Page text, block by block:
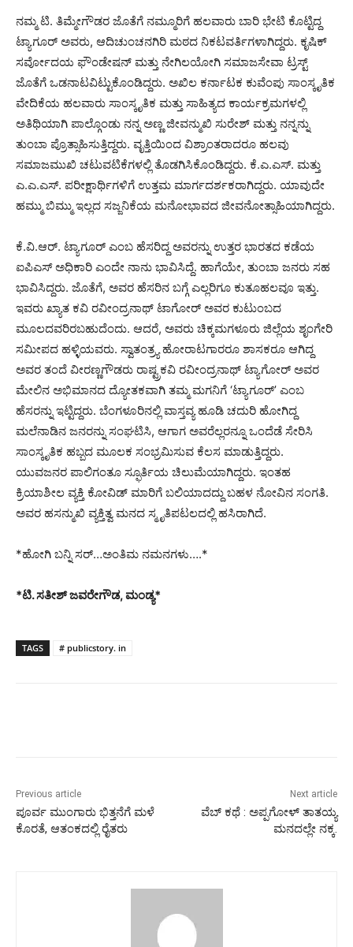
ನಮ್ಮ ಟಿ. ತಿಮ್ಮೇಗೌಡರ ಜೊತೆಗೆ ನಮ್ಮೂರಿಗೆ ಹಲವಾರು ಬಾರಿ ಭೇಟಿ ಕೊಟ್ಟಿದ್ದ
ಟ್ಯಾಗೂರ್ ಅವರು, ಆದಿಚುಂಚನಗಿರಿ ಮಠದ ನಿಕಟವರ್ತಿಗಳಾಗಿದ್ದರು. ಕೃಷಿಕ್
ಸರ್ವೋದಯ ಫೌಂಡೇಷನ್ ಮತ್ತು ನೇಗಿಲಯೋಗಿ ಸಮಾಜಸೇವಾ ಟ್ರಸ್ಟ್
ಜೊತೆಗೆ ಒಡನಾಟವಿಟ್ಟುಕೊಂಡಿದ್ದರು. ಅಖಿಲ ಕರ್ನಾಟಕ ಕುವೆಂಪು ಸಾಂಸ್ಕೃತಿಕ
ವೇದಿಕೆಯ ಹಲವಾರು ಸಾಂಸ್ಕೃತಿಕ ಮತ್ತು ಸಾಹಿತ್ಯದ ಕಾರ್ಯಕ್ರಮಗಳಲ್ಲಿ
ಅತಿಥಿಯಾಗಿ ಪಾಲ್ಗೊಂಡು ನನ್ನ ಅಣ್ಣ ಜೀವನ್ಮುಖಿ ಸುರೇಶ್ ಮತ್ತು ನನ್ನನ್ನು
ತುಂಬಾ ಪ್ರೊತ್ಸಾಹಿಸುತ್ತಿದ್ದರು. ವೃತ್ತಿಯಿಂದ ವಿಶ್ರಾಂತರಾದರೂ ಹಲವು
ಸಮಾಜಮುಖಿ ಚಟುವಟಿಕೆಗಳಲ್ಲಿ ತೊಡಗಿಸಿಕೊಂಡಿದ್ದರು. ಕೆ.ಎ.ಎಸ್. ಮತ್ತು
ಎ.ಎ.ಎಸ್. ಪರೀಕ್ಷಾರ್ಥಿಗಳಿಗೆ ಉತ್ತಮ ಮಾರ್ಗದರ್ಶಕರಾಗಿದ್ದರು. ಯಾವುದೇ
ಹಮ್ಮು ಬಿಮ್ಮು ಇಲ್ಲದ ಸಜ್ಜನಿಕೆಯ ಮನೋಭಾವದ ಜೀವನೋತ್ಸಾಹಿಯಾಗಿದ್ದರು.
ಕೆ.ವಿ.ಆರ್. ಟ್ಯಾಗೂರ್ ಎಂಬ ಹೆಸರಿದ್ದ ಅವರನ್ನು ಉತ್ತರ ಭಾರತದ ಕಡೆಯ
ಐಪಿಎಸ್ ಅಧಿಕಾರಿ ಎಂದೇ ನಾನು ಭಾವಿಸಿದ್ದೆ. ಹಾಗೆಯೇ, ತುಂಬಾ ಜನರು ಸಹ
ಭಾವಿಸಿದ್ದರು. ಜೊತೆಗೆ, ಅವರ ಹೆಸರಿನ ಬಗ್ಗೆ ಎಲ್ಲರಿಗೂ ಕುತೂಹಲವೂ ಇತ್ತು.
ಇವರು ಖ್ಯಾತ ಕವಿ ರವೀಂದ್ರನಾಥ್ ಟಾಗೋರ್ ಅವರ ಕುಟುಂಬದ
ಮೂಲದವರಿರಬಹುದೆಂದು. ಆದರೆ, ಅವರು ಚಿಕ್ಕಮಗಳೂರು ಜಿಲ್ಲೆಯ ಶೃಂಗೇರಿ
ಸಮೀಪದ ಹಳ್ಳಿಯವರು. ಸ್ವಾತಂತ್ರ್ಯ ಹೋರಾಟಗಾರರೂ ಶಾಸಕರೂ ಆಗಿದ್ದ
ಅವರ ತಂದೆ ವೀರಣ್ಣಗೌಡರು ರಾಷ್ಟ್ರಕವಿ ರವೀಂದ್ರನಾಥ್ ಟ್ಯಾಗೋರ್ ಅವರ
ಮೇಲಿನ ಅಭಿಮಾನದ ದ್ಯೋತಕವಾಗಿ ತಮ್ಮ ಮಗನಿಗೆ ‘ಟ್ಯಾಗೂರ್’ ಎಂಬ
ಹೆಸರನ್ನು ಇಟ್ಟಿದ್ದರು. ಬೆಂಗಳೂರಿನಲ್ಲಿ ವಾಸ್ತವ್ಯ ಹೂಡಿ ಚದುರಿ ಹೋಗಿದ್ದ
ಮಲೆನಾಡಿನ ಜನರನ್ನು ಸಂಘಟಿಸಿ, ಆಗಾಗ ಅವರೆಲ್ಲರನ್ನೂ ಒಂದೆಡೆ ಸೇರಿಸಿ
ಸಾಂಸ್ಕೃತಿಕ ಹಬ್ಬದ ಮೂಲಕ ಸಂಭ್ರಮಿಸುವ ಕೆಲಸ ಮಾಡುತ್ತಿದ್ದರು.
ಯುವಜನರ ಪಾಲಿಗಂತೂ ಸ್ಫೂರ್ತಿಯ ಚಿಲುಮೆಯಾಗಿದ್ದರು. ಇಂತಹ
ಕ್ರಿಯಾಶೀಲ ವ್ಯಕ್ತಿ ಕೋವಿಡ್ ಮಾರಿಗೆ ಬಲಿಯಾದದ್ದು ಬಹಳ ನೋವಿನ ಸಂಗತಿ.
ಅವರ ಹಸನ್ಮುಖಿ ವ್ಯಕ್ತಿತ್ವ ಮನದ ಸ್ಮೃತಿಪಟಲದಲ್ಲಿ ಹಸಿರಾಗಿದೆ.
*ಹೋಗಿ ಬನ್ನಿ ಸರ್…ಅಂತಿಮ ನಮನಗಳು….*
*ಟಿ. ಸತೀಶ್ ಜವರೇಗೌಡ, ಮಂಡ್ಯ*
TAGS # publicstory. in
Previous article
ಪೂರ್ವ ಮುಂಗಾರು ಭಿತ್ತನೆಗೆ ಮಳೆ
ಕೊರತೆ, ಆತಂಕದಲ್ಲಿ ರೈತರು
Next article
ವೆಬ್ ಕಥೆ : ಅಪ್ಪಗೋಳ್ ತಾತಯ್ಯ
ಮನದಲ್ಲೇ ನಕ್ಕ.‌